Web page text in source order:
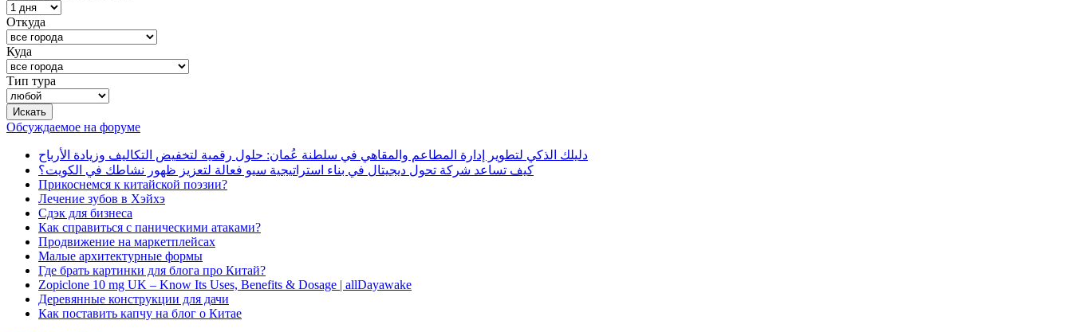
Откуда
Куда
Тип тура
Обсуждаемое на форуме
دليلك الذكي لتطوير إدارة المطاعم والمقاهي في سلطنة عُمان: حلول رقمية لتخفيض التكاليف وزيادة الأرباح
كيف تساعد شركة تحول ديجيتال في بناء استراتيجية سيو فعالة لتعزيز ظهور نشاطك في الكويت؟
Прикоснемся к китайской поэзии?
Лечение зубов в Хэйхэ
Сдэк для бизнеса
Как справиться с паническими атаками?
Продвижение на маркетплейсах
Малые архитектурные формы
Где брать картинки для блога про Китай?
Zopiclone 10 mg UK – Know Its Uses, Benefits & Dosage | allDayawake
Деревянные конструкции для дачи
Как поставить капчу на блог о Китае